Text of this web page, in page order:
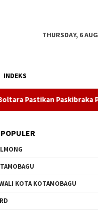
THURSDAY, 6
INDEKS
Prima Selama
KOTA KOTAMOBAGU